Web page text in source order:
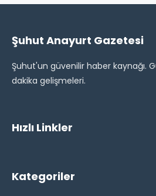
Şuhut Anayurt Gazetesi
Şuhut'un güvenilir haber kaynağı.
dakika gelişmeleri.
Hızlı Linkler
Kategoriler